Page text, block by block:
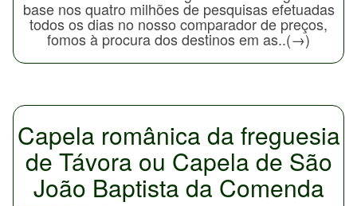
base nos quatro milhões de pesquisas efetuadas
todos os dias no nosso comparador de preços,
fomos à procura dos destinos em as..(→)
Capela românica da freguesia
de Távora ou Capela de São
João Baptista da Comenda